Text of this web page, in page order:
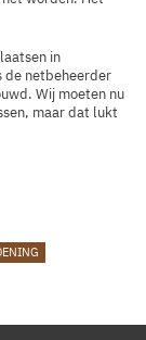
in
de netbeheerder
Wij moeten nu
maar dat lukt